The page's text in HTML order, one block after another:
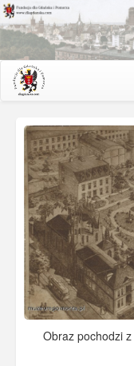
Obraz pochodzi z